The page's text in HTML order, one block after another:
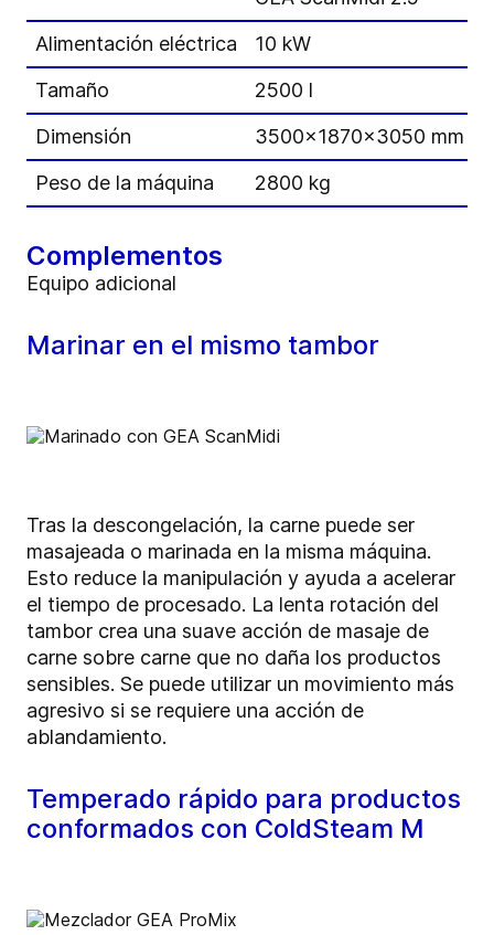
Alimentación eléctrica
10 kW
Tamaño
2500 l
Dimensión
3500x1870x3050 mm
Peso de la máquina
2800 kg
Complementos
Equipo adicional
Marinar en el mismo tambor
Tras la descongelación, la carne puede ser
masajeada o marinada en la misma máquina.
Esto reduce la manipulación y ayuda a acelerar
el tiempo de procesado. La lenta rotación del
tambor crea una suave acción de masaje de
carne sobre carne que no daña los productos
sensibles. Se puede utilizar un movimiento más
agresivo si se requiere una acción de
ablandamiento.
Temperado rápido para productos
conformados con ColdSteam M